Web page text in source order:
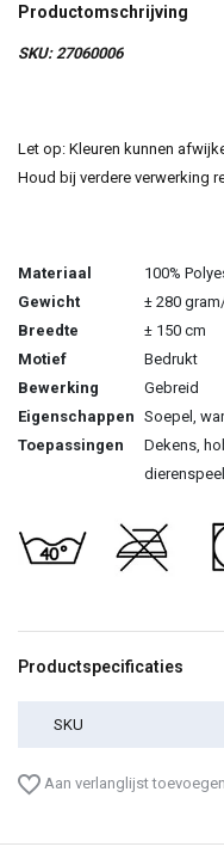
Productomschrijving
SKU: 27060006
Let op: Kleuren kunnen
Houd bij verdere verwerking
Materiaal
100%
Gewicht
± 280
Breedte
± 150 cm
Motief
Bedrukt
Bewerking
Gebreid
Eigenschappen Soepel,
Toepassingen
Dekens,
Productspecificaties
SKU
Aan verlanglijst toevoegen